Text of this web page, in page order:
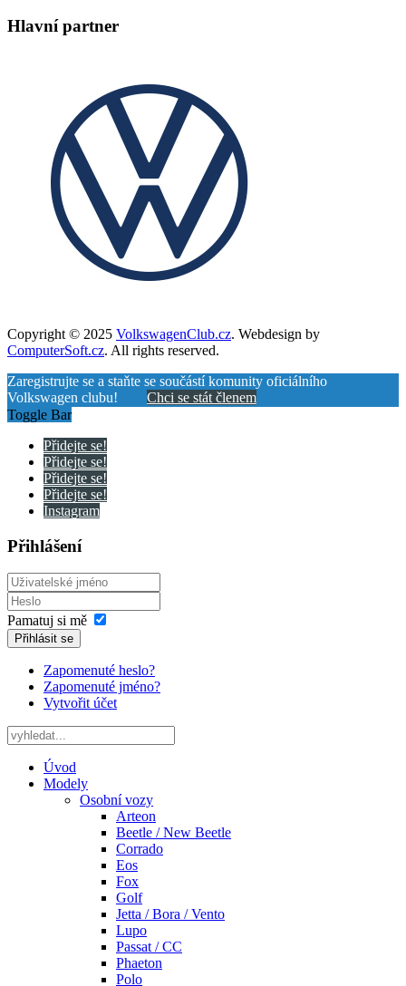
Hlavní partner
Copyright © 2025 VolkswagenClub.cz. Webdesign by
ComputerSoft.cz. All rights reserved.
Zaregistrujte se a staňte se součástí komunity oficiálního
Volkswagen clubu! Chci se stát členem
Toggle Bar
Přidejte se!
Přidejte se!
Přidejte se!
Přidejte se!
Instagram
Přihlášení
Pamatuj si mě
Přihlásit se
Zapomenuté heslo?
Zapomenuté jméno?
Vytvořit účet
Úvod
Modely
Osobní vozy
Arteon
Beetle / New Beetle
Corrado
Eos
Fox
Golf
Jetta / Bora / Vento
Lupo
Passat / CC
Phaeton
Polo